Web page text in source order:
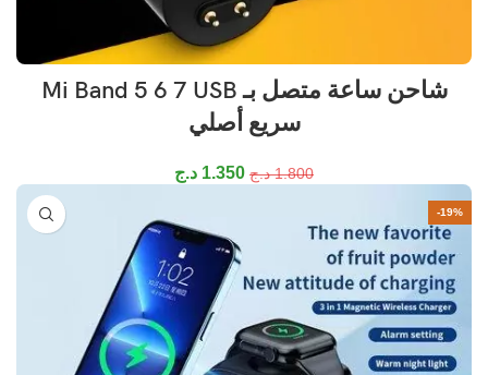
شاحن ساعة متصل بـ Mi Band 5 6 7 USB
سريع أصلي
1.800 د.ج 1.350 د.ج
-19%